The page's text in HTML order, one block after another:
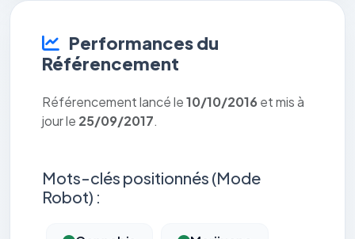
Performances du
Référencement
Référencement lancé le10/10/2016 et mis à
jour le 25/09/2017.
Mots-clés positionnés (Mode
Robot) :